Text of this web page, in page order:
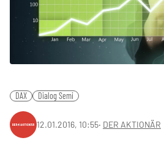
DAX Dialog Semi
12.01.2016, 10:55‧ DER AKTIONÄR